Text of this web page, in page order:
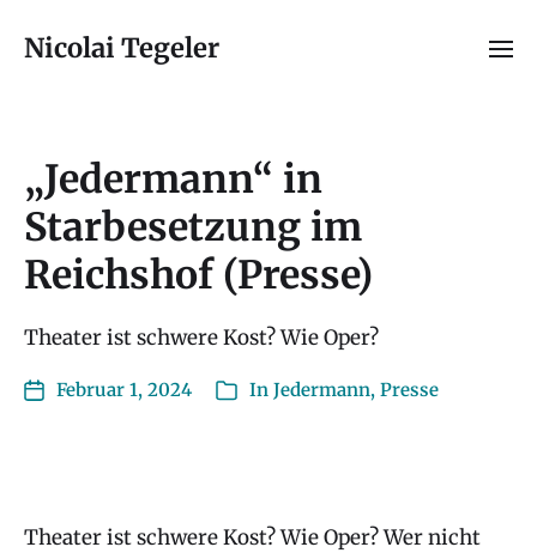
Nicolai Tegeler
„Jedermann“ in
Starbesetzung im
Reichshof (Presse)
Theater ist schwere Kost? Wie Oper?
Februar 1, 2024 In Jedermann, Presse
Theater ist schwere Kost? Wie Oper? Wer nicht